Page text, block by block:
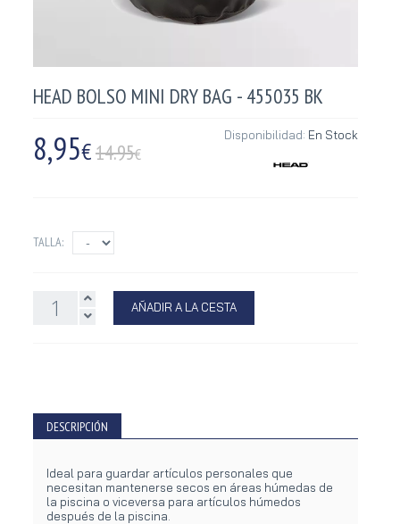
HEAD BOLSO MINI DRY BAG - 455035 BK
8,95€14.95€
Disponibilidad: En Stock
TALLA:
AÑADIR A LA CESTA
DESCRIPCIÓN
Ideal para guardar artículos personales que
necesitan mantenerse secos en áreas húmedas de
la piscina o viceversa para artículos húmedos
después de la piscina.